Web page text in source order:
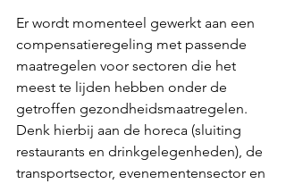
Er wordt momenteel gewerkt aan een
compensatieregeling met passende
maatregelen voor sectoren die het
meest te lijden hebben onder de
getroffen gezondheidsmaatregelen.
Denk hierbij aan de horeca (sluiting
restaurants en drinkgelegenheden), de
transportsector, evenementensector en